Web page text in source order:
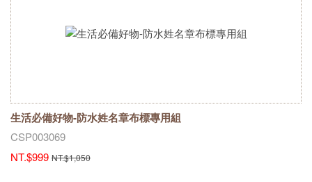
生活必備好物-防水姓名章布標專用組
CSP003069
NT.$999 NT.$1,050